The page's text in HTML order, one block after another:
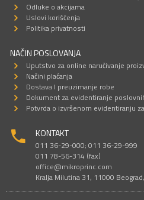
Odluke o akcijama
Uslovi korišćenja
Politika privatnosti
NAČIN POSLOVANJA
Uputstvo za online naručivanje
Načini plaćanja
Dostava I preuzimanje robe
Dokument za evidentiranje
Potvrda o izvršenom evidentiranju
KONTAKT
011 36-29-000; 011 36-29-999
011 78-56-314 (fax)
office@mikroprinc.com
Kralja Milutina 31, 11000